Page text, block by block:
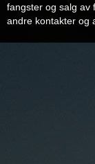
fangster og salg av
andre kontakter og